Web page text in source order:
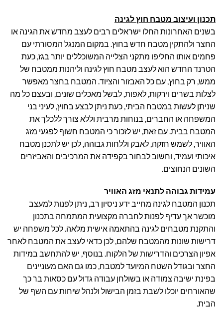
תכנון ועיצוב מטבח חוץ לגינה
בשנים האחרונות החלו ישראלים רבים לעצב מחדש את הגינה או
החצר ולהתקין מטבח חדש בחוץ. במקום המנגל המסורתי עם
פחמים אותו החליפו מתקני הצלייה המשוכללים יותר בגז, כעת
הטרנד החדש הוא לעצב מטבח חוץ לגינה וליהנות ממטבח של
ממש, רק בחוץ, עם כל האבזור והציוד. המטבח בחצר מאפשר
לצלות בשרים וירקות, לאפות, לבשל מאכלים שונים, ובעצם כל מה
שניתן לעשות במטבח הביתי, כעת ניתן לבצע בחוץ, לעיני בני
המשפחה או החברים, בנוחות מרבית וללא צורך ללכלך את
המטבח בבית. עם זאת, יש לזכור כי המטבח חשוף לפגעי מזג
האוויר, לשמש חזקה, לאבק וללחות גבוהה, לכן יש לתכנן מטבח
איכותי ועמיד, וחשוב לבחור בקפידה את המרכיבים והאביזרים
השונים הנחוצים.
עמידות גבוהה לתנאי מזג האוויר
תכנון המטבח לגינה מחייב ידע ניסיון רב, ניתן לפנות למעצב
מוכשר אך עדיף לפנות לחברה מקצועית המתמחה בתכנון
והתקנת מטבחים לגינה בהתאמה אישית מלאה. לכל משפחה יש
דרישות שונות מהמטבח שלהם, לכן כדאי לעצב את המטבח לאחר
אפיון הצרכים והדרישות של הלקוח. בנוסף, יש להתחשב במידות
החצר ובגודל השטח המיועד למטבח, כמו גם האם מעוניינים
בפינת ישיבה צמודה או בשולחן עבודה גדול עם כסאות בר כך
שהאורחים יוכלו לשבת בזמן הבישול ולנהל שיחות עם השף של
הבית.